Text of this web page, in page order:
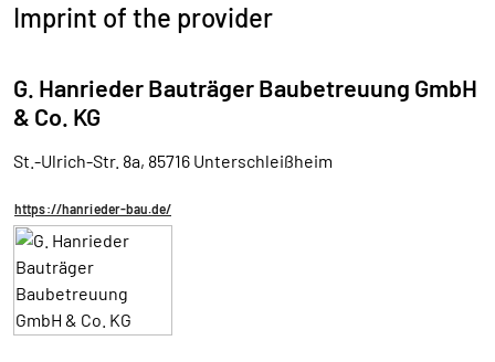
Imprint of the provider
G. Hanrieder Bauträger Baubetreuung GmbH
& Co. KG
St.-Ulrich-Str. 8a, 85716 Unterschleißheim
https://hanrieder-bau.de/